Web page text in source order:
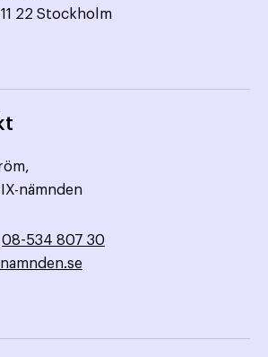
22 Stockholm
nämnden
08-534 807 30